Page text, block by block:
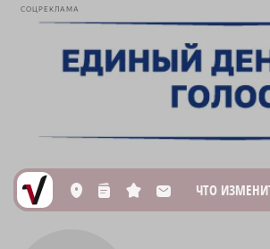
СОЦРЕКЛАМА
L n s M ЧТО